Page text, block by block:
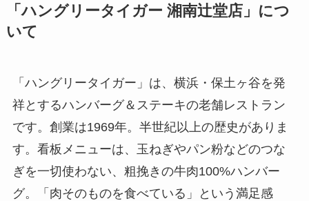
「ハングリータイガー 湘南辻堂店」につ
いて
「ハングリータイガー」は、横浜・保土ヶ谷を発
祥とするハンバーグ＆ステーキの老舗レストラン
です。創業は1969年。半世紀以上の歴史がありま
す。看板メニューは、玉ねぎやパン粉などのつな
ぎを一切使わない、粗挽きの牛肉100%ハンバー
グ。「肉そのものを食べている」という満足感